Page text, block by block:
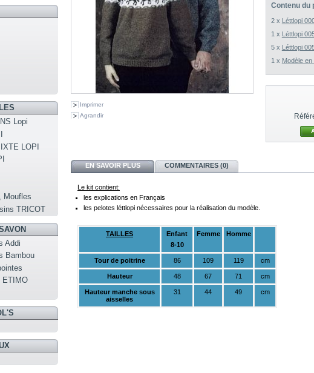
Lopi
LOPI
Moufles
TRICOT
Addi
Bambou
ETIMO
Imprimer
Agrandir
Contenu du
2 x Léttlopi
1 x Léttlopi
5 x Léttlopi
1 x Modèle
EN SAVOIR PLUS COMMENTAIRES (0)
Le kit contient:
les explications en Français
les pelotes léttlopi nécessaires pour la réalisation du modèle.
TAILLES
Enfant
8-10
Femme Homme
Tour de poitrine 86 109 119 cm
Hauteur 48 67 71 cm
Hauteur manche sous
aisselles
31 44 49 cm